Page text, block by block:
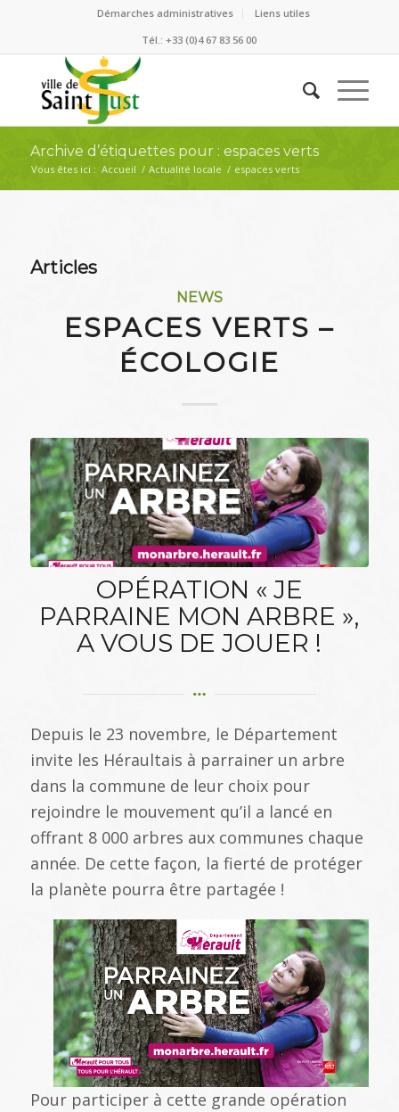
Démarches administratives
Liens utiles
Tél.: +33 (0)4 67 83 56 00
Archive d’étiquettes pour : espaces verts
Vous êtes ici : Accueil / Actualité locale / espaces verts
Articles
NEWS
ESPACES VERTS –
ÉCOLOGIE
OPÉRATION « JE
PARRAINE MON ARBRE »,
A VOUS DE JOUER !
Depuis le 23 novembre, le Département
invite les Héraultais à parrainer un arbre
dans la commune de leur choix pour
rejoindre le mouvement qu’il a lancé en
offrant 8 000 arbres aux communes chaque
année. De cette façon, la fierté de protéger
la planète pourra être partagée !
Pour participer à cette grande opération